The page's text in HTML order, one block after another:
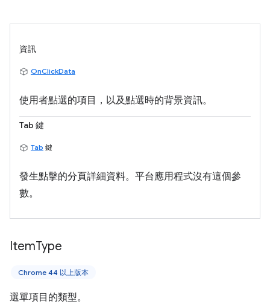
資訊
OnClickData
使用者點選的項目，以及點選時的背景資訊。
Tab 鍵
Tab 鍵
發生點擊的分頁詳細資料。平台應用程式沒有這個參
數。
ItemType
Chrome 44 以上版本
選單項目的類型。